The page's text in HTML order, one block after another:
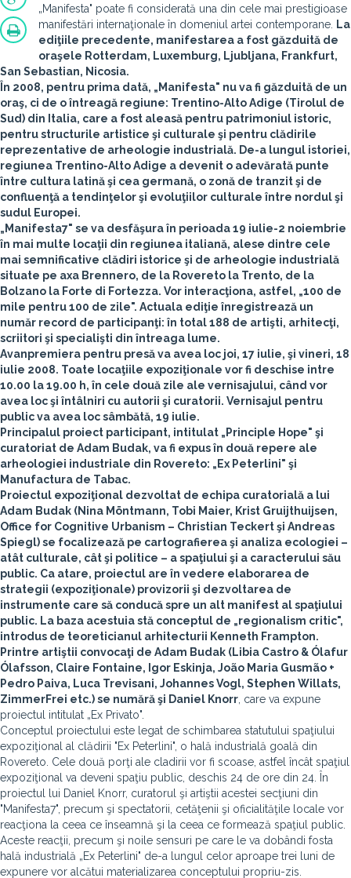
„Manifesta" poate fi considerată una din cele mai prestigioase
manifestări internaţionale în domeniul artei contemporane.
La
ediţiile precedente, manifestarea a fost găzduită de
oraşele Rotterdam, Luxemburg, Ljubljana, Frankfurt,
San Sebastian, Nicosia.
În 2008, pentru prima dată, „Manifesta" nu va fi găzduită de un
oraş, ci de o întreagă regiune: Trentino-Alto Adige (Tirolul de
Sud) din Italia, care a fost aleasă pentru patrimoniul istoric,
pentru structurile artistice şi culturale şi pentru clădirile
reprezentative de arheologie industrială. De-a lungul istoriei,
regiunea Trentino-Alto Adige a devenit o adevărată punte
între cultura latină şi cea germană, o zonă de tranzit şi de
confluenţă a tendinţelor şi evoluţiilor culturale între nordul şi
sudul Europei.
„Manifesta7" se va desfăşura în perioada 19 iulie-2 noiembrie
în mai multe locaţii din regiunea italiană, alese dintre cele
mai semnificative clădiri istorice şi de arheologie industrială
situate pe axa Brennero, de la Rovereto la Trento, de la
Bolzano la Forte di Fortezza. Vor interacţiona, astfel, „100 de
mile pentru 100 de zile". Actuala ediţie înregistrează un
număr record de participanţi: în total 188 de artişti, arhitecţi,
scriitori şi specialişti din întreaga lume.
Avanpremiera pentru presă va avea loc joi, 17 iulie, şi vineri, 18
iulie 2008. Toate locaţiile expoziţionale vor fi deschise intre
10.00 la 19.00 h, în cele două zile ale vernisajului, când vor
avea loc şi întâlniri cu autorii şi curatorii. Vernisajul pentru
public va avea loc sâmbătă, 19 iulie.
Principalul proiect participant, intitulat „Principle Hope" şi
curatoriat de Adam Budak, va fi expus în două repere ale
arheologiei industriale din Rovereto: „Ex Peterlini" şi
Manufactura de Tabac.
Proiectul expoziţional dezvoltat de echipa curatorială a lui
Adam Budak (Nina Möntmann, Tobi Maier, Krist Gruijthuijsen,
Office for Cognitive Urbanism – Christian Teckert şi Andreas
Spiegl) se focalizează pe cartografierea şi analiza ecologiei –
atât culturale, cât şi politice – a spaţiului şi a caracterului său
public. Ca atare, proiectul are în vedere elaborarea de
strategii (expoziţionale) provizorii şi dezvoltarea de
instrumente care să conducă spre un alt manifest al spaţiului
public. La baza acestuia stă conceptul de „regionalism critic",
introdus de teoreticianul arhitecturii Kenneth Frampton.
Printre artiştii convocaţi de Adam Budak (Libia Castro & Ólafur
Ólafsson, Claire Fontaine, Igor Eskinja, João Maria Gusmão +
Pedro Paiva, Luca Trevisani, Johannes Vogl, Stephen Willats,
ZimmerFrei etc.) se numără şi Daniel Knorr , care va expune
proiectul intitulat „Ex Privato".
Conceptul proiectului este legat de schimbarea statutului spaţiului
expoziţional al clădirii "Ex Peterlini", o hală industrială goală din
Rovereto. Cele două porţi ale cladirii vor fi scoase, astfel încât spaţiul
expoziţional va deveni spaţiu public, deschis 24 de ore din 24. În
proiectul lui Daniel Knorr, curatorul şi artiştii acestei secţiuni din
"Manifesta7", precum şi spectatorii, cetăţenii şi oficialităţile locale vor
reacţiona la ceea ce înseamnă şi la ceea ce formează spaţiul public.
Aceste reacţii, precum şi noile sensuri pe care le va dobândi fosta
hală industrială „Ex Peterlini" de-a lungul celor aproape trei luni de
expunere vor alcătui materializarea conceptului propriu-zis.